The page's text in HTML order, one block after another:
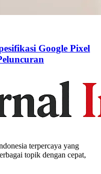
Google Pixel
terpercaya yang
topik dengan cepat,